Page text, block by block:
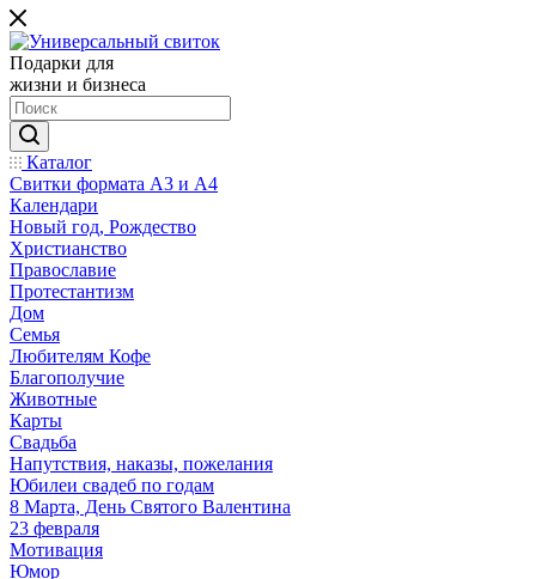
Подарки для
жизни и бизнеса
Каталог
Свитки формата А3 и А4
Календари
Новый год, Рождество
Христианство
Православие
Протестантизм
Дом
Семья
Любителям Кофе
Благополучие
Животные
Карты
Свадьба
Напутствия, наказы, пожелания
Юбилеи свадеб по годам
8 Марта, День Святого Валентина
23 февраля
Мотивация
Юмор